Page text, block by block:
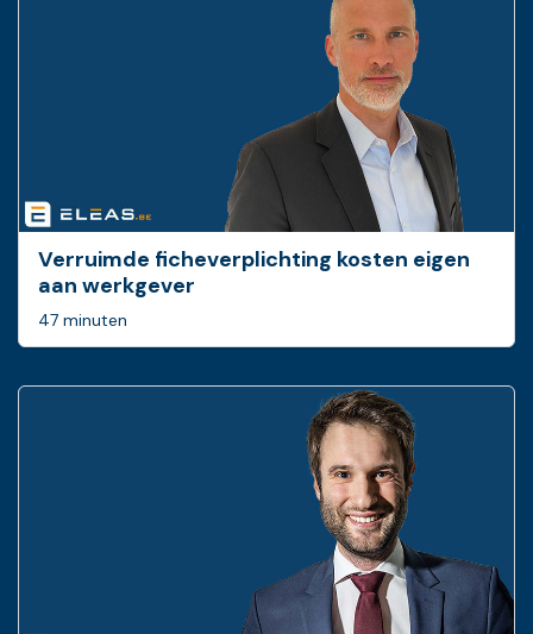
Verruimde ficheverplichting kosten eigen
aan werkgever
47 minuten